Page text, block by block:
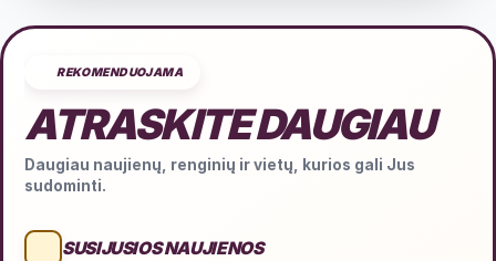
REKOMENDUOJAMA
ATRASKITE DAUGIAU
Daugiau naujienų, renginių ir vietų, kurios gali Jus
sudominti.
SUSIJUSIOS NAUJIENOS